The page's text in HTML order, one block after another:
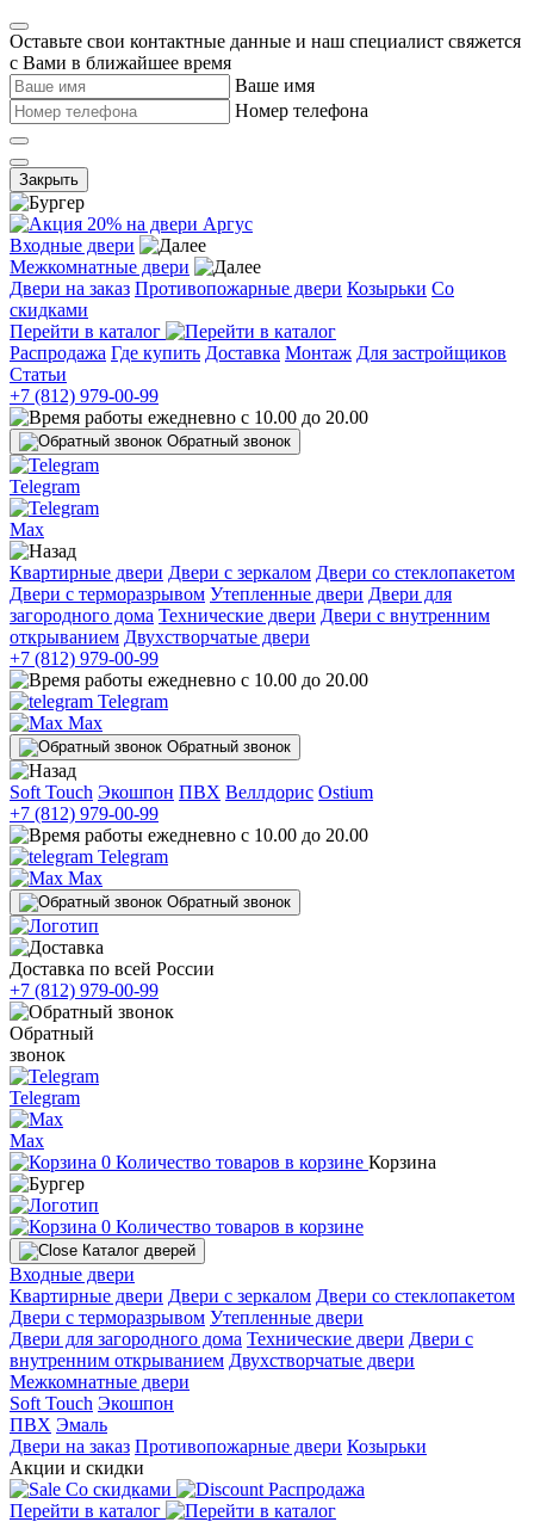
Оставьте свои контактные данные и наш специалист свяжется
с Вами в ближайшее время
Ваше имя
Номер телефона
Закрыть
Входные двери
Межкомнатные двери
Двери на заказ Противопожарные двери Козырьки Со
скидками
Перейти в каталог
Распродажа Где купить Доставка Монтаж Для застройщиков
Статьи
+7 (812) 979-00-99
ежедневно с 10.00 до 20.00
Обратный звонок
Telegram
Max
Квартирные двери Двери с зеркалом Двери со стеклопакетом
Двери с терморазрывом Утепленные двери Двери для
загородного дома Технические двери Двери с внутренним
открыванием Двухстворчатые двери
+7 (812) 979-00-99
ежедневно с 10.00 до 20.00
Telegram
Max
Обратный звонок
Soft Touch Экошпон ПВХ Веллдорис Ostium
+7 (812) 979-00-99
ежедневно с 10.00 до 20.00
Telegram
Max
Обратный звонок
Доставка по всей России
+7 (812) 979-00-99
Обратный
звонок
Telegram
Max
0 Количество товаров в корзине Корзина
0 Количество товаров в корзине
Каталог дверей
Входные двери
Квартирные двери Двери с зеркалом Двери со стеклопакетом
Двери с терморазрывом Утепленные двери
Двери для загородного дома Технические двери Двери с
внутренним открыванием Двухстворчатые двери
Межкомнатные двери
Soft Touch Экошпон
ПВХ Эмаль
Двери на заказ Противопожарные двери Козырьки
Акции и скидки
Со скидками
Распродажа
Перейти в каталог